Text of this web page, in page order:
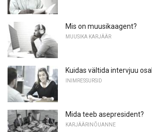
Mis on muusikaagent?
MUUSIKA KARJÄÄR
Kuidas vältida intervjuu
INIMRESSURSID
Mida teeb asepresident?
KARJÄÄRINÕUANNE